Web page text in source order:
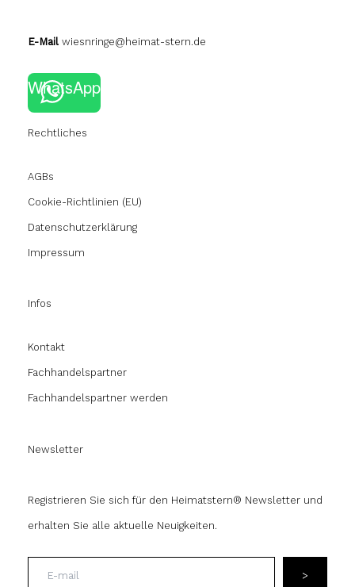
E-Mail wiesnringe@heimat-stern.de
WhatsApp
Rechtliches
AGBs
Cookie-Richtlinien (EU)
Datenschutzerklärung
Impressum
Infos
Kontakt
Fachhandelspartner
Fachhandelspartner werden
Newsletter
Registrieren Sie sich für den Heimatstern® Newsletter und
erhalten Sie alle aktuelle Neuigkeiten.
mail
>